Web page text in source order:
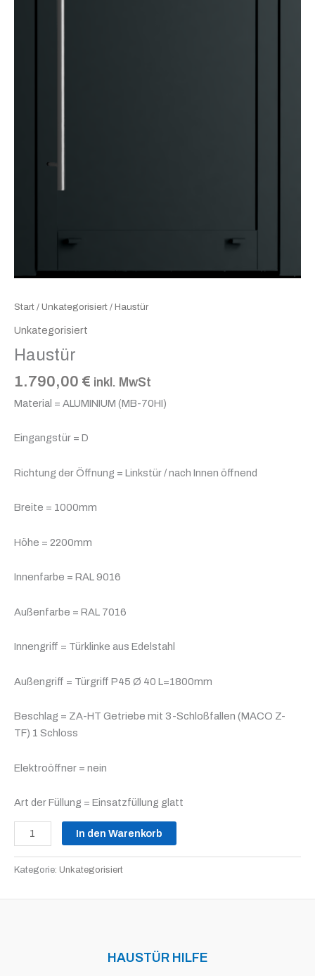
Start / Unkategorisiert / Haustür
Unkategorisiert
Haustür
1.790,00 € inkl. MwSt
Material = ALUMINIUM (MB-70HI)
Eingangstür = D
Richtung der Öffnung = Linkstür / nach Innen öffnend
Breite = 1000mm
Höhe = 2200mm
Innenfarbe = RAL 9016
Außenfarbe = RAL 7016
Innengriff = Türklinke aus Edelstahl
Außengriff = Türgriff P45 Ø 40 L=1800mm
Beschlag = ZA-HT Getriebe mit 3-Schloßfallen (MACO Z-
TF) 1 Schloss
Elektroöffner = nein
Art der Füllung = Einsatzfüllung glatt
In den Warenkorb
Kategorie: Unkategorisiert
HAUSTÜR HILFE